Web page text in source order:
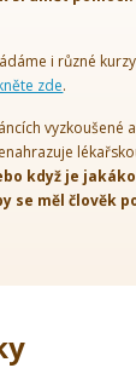
i různé
zde.
vyzkoušené
když je
se měl člověk